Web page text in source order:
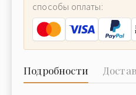
способы оплаты:
Подробности